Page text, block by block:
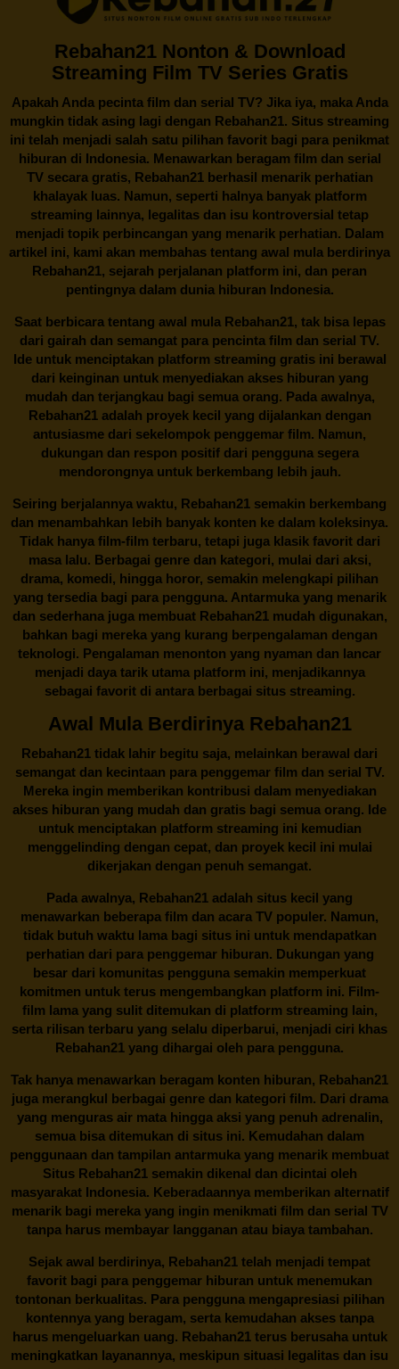
Rebahan21 Nonton & Download
Streaming Film TV Series Gratis
Apakah Anda pecinta film dan serial TV? Jika iya, maka Anda
mungkin tidak asing lagi dengan Rebahan21. Situs streaming
ini telah menjadi salah satu pilihan favorit bagi para penikmat
hiburan di Indonesia. Menawarkan beragam film dan serial
TV secara gratis, Rebahan21berhasil menarik perhatian
khalayak luas. Namun, seperti halnya banyak platform
streaming lainnya, legalitas dan isu kontroversial tetap
menjadi topik perbincangan yang menarik perhatian. Dalam
artikel ini, kami akan membahas tentang awal mula berdirinya
Rebahan21, sejarah perjalanan platform ini, dan peran
pentingnya dalam dunia hiburan Indonesia.
Saat berbicara tentang awal mula Rebahan21, tak bisa lepas
dari gairah dan semangat para pencinta film dan serial TV.
Ide untuk menciptakan platform streaming gratis ini berawal
dari keinginan untuk menyediakan akses hiburan yang
mudah dan terjangkau bagi semua orang. Pada awalnya,
Rebahan21 adalah proyek kecil yang dijalankan dengan
antusiasme dari sekelompok penggemar film. Namun,
dukungan dan respon positif dari pengguna segera
mendorongnya untuk berkembang lebih jauh.
Seiring berjalannya waktu, Rebahan21 semakin berkembang
dan menambahkan lebih banyak konten ke dalam koleksinya.
Tidak hanya film-film terbaru, tetapi juga klasik favorit dari
masa lalu. Berbagai genre dan kategori, mulai dari aksi,
drama, komedi, hingga horor, semakin melengkapi pilihan
yang tersedia bagi para pengguna. Antarmuka yang menarik
dan sederhana juga membuatRebahan21mudah digunakan,
bahkan bagi mereka yang kurang berpengalaman dengan
teknologi. Pengalaman menonton yang nyaman dan lancar
menjadi daya tarik utama platform ini, menjadikannya
sebagai favorit di antara berbagai situs streaming.
Awal Mula Berdirinya Rebahan21
Rebahan21 tidak lahir begitu saja, melainkan berawal dari
semangat dan kecintaan para penggemar film dan serial TV.
Mereka ingin memberikan kontribusi dalam menyediakan
akses hiburan yang mudah dan gratis bagi semua orang. Ide
untuk menciptakan platform streaming ini kemudian
menggelinding dengan cepat, dan proyek kecil ini mulai
dikerjakan dengan penuh semangat.
Pada awalnya, Rebahan21 adalah situs kecil yang
menawarkan beberapa film dan acara TV populer. Namun,
tidak butuh waktu lama bagi situs ini untuk mendapatkan
perhatian dari para penggemar hiburan. Dukungan yang
besar dari komunitas pengguna semakin memperkuat
komitmen untuk terus mengembangkan platform ini. Film-
film lama yang sulit ditemukan di platform streaming lain,
serta rilisan terbaru yang selalu diperbarui, menjadi ciri khas
Rebahan21 yang dihargai oleh para pengguna.
Tak hanya menawarkan beragam konten hiburan, Rebahan21
juga merangkul berbagai genre dan kategori film. Dari drama
yang menguras air mata hingga aksi yang penuh adrenalin,
semua bisa ditemukan di situs ini. Kemudahan dalam
penggunaan dan tampilan antarmuka yang menarik membuat
Situs Rebahan21semakin dikenal dan dicintai oleh
masyarakat Indonesia. Keberadaannya memberikan alternatif
menarik bagi mereka yang ingin menikmati film dan serial TV
tanpa harus membayar langganan atau biaya tambahan.
Sejak awal berdirinya, Rebahan21 telah menjadi tempat
favorit bagi para penggemar hiburan untuk menemukan
tontonan berkualitas. Para pengguna mengapresiasi pilihan
kontennya yang beragam, serta kemudahan akses tanpa
harus mengeluarkan uang. Rebahan21terus berusaha untuk
meningkatkan layanannya, meskipun situasi legalitas dan isu